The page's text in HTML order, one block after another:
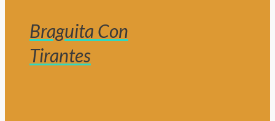
Braguita Con
Tirantes